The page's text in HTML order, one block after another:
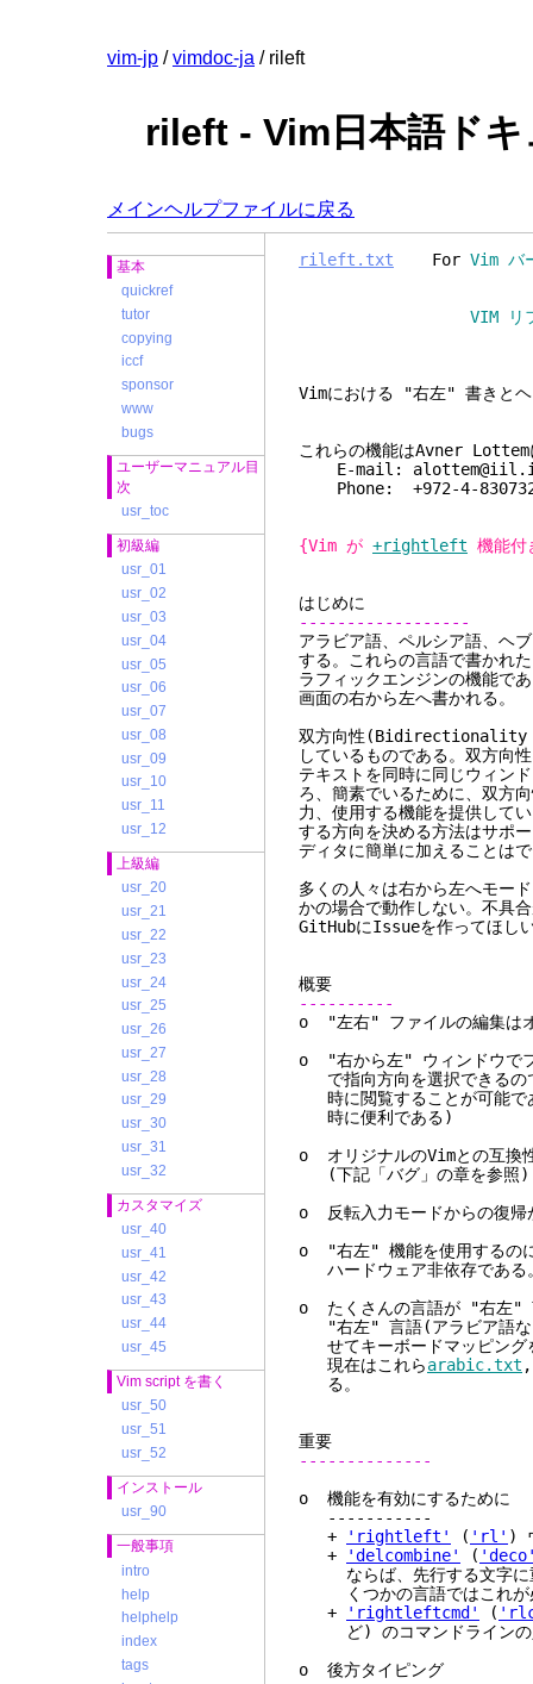
vim-jp /vimdoc-ja / rileft
rileft - Vim日本語ド
メインヘルプファイルに戻る
基本
quickref
tutor
copying
iccf
sponsor
www
bugs
ユーザーマニュアル目
次
usr_toc
初級編
usr_01
usr_02
usr_03
usr_04
usr_05
usr_06
usr_07
usr_08
usr_09
usr_10
usr_11
usr_12
上級編
usr_20
usr_21
usr_22
usr_23
usr_24
usr_25
usr_26
usr_27
usr_28
usr_29
usr_30
usr_31
usr_32
カスタマイズ
usr_40
usr_41
usr_42
usr_43
usr_44
usr_45
Vim script を書く
usr_50
usr_51
usr_52
インストール
usr_90
一般事項
intro
help
helphelp
index
tags
rileft.txt For Vim バ
VIM リファレン
Vimにおける "右左
これらの機能はAvner Lottem
E-mail:
Phone: +972-4-
{Vim が +rightleft 機能付
はじめに
------------------
アラビア語、ペルシア語、ヘ
する。これらの言語で書かれ
ラフィックエンジンの機能で
画面の右から左へ書かれる。
双方向性(Bidirectionality
しているものである。双方
テキストを同時に同じウィン
ろ、簡素でいるために、双方
力、使用する機能を提供して
する方向を決める方法はサポ
ディタに簡単に加えることは
多くの人々は右から左へモー
かの場合で動作しない。不具
GitHubにIssueを作ってほし
概要
----------
o "左右" ファイルの編集はオ
o "右から左" ウィンドウでフ
で指向方向を選択できる
時に閲覧することが可能で
時に便利である)
o オリジナルのVimとの互換
(下記「バグ」の章を参照)
o 反転入力モードからの復帰
o "右左" 機能を使用するの
ハードウェア非依存である
o たくさんの言語が "右左"
"右左" 言語(アラビア語な
せてキーボードマッピング
現在はこれらarabic.txt
る。
重要
--------------
o 機能を有効にするために
-----------
+
'rightleft' ( 'rl' )
+
'delcombine' (
ならば、先行する文字に重
くつかの言語ではこれが
+
'rightleftcmd' (
ど) のコマンドラインの
o 後方